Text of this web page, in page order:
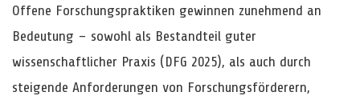
Offene Forschungspraktiken gewinnen zunehmend an
Bedeutung – sowohl als Bestandteil guter
wissenschaftlicher Praxis (DFG 2025), als auch durch
steigende Anforderungen von Forschungsförderern,